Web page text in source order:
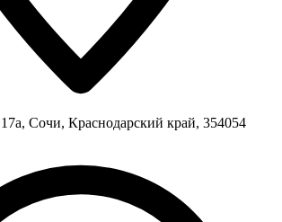
Сочи, Краснодарский край, 354054